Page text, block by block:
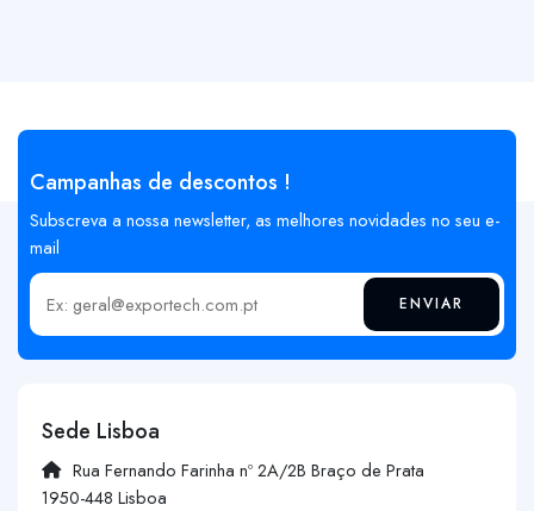
Campanhas de descontos !
Subscreva a nossa newsletter, as melhores novidades no seu e-
mail
Insira o seu email ENVIAR
Sede Lisboa
Rua Fernando Farinha nº 2A/2B Braço de Prata
1950-448 Lisboa